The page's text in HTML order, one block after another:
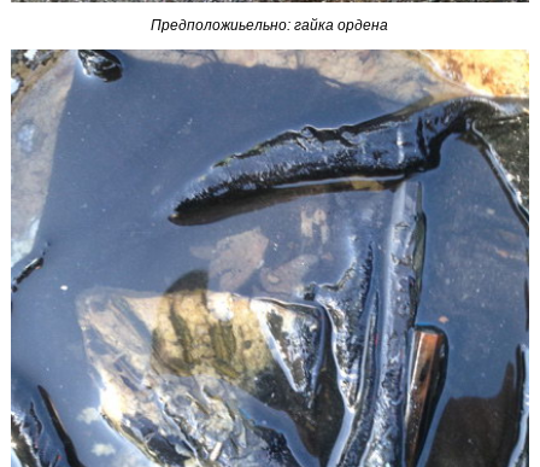
Предположиьельно: гайка ордена